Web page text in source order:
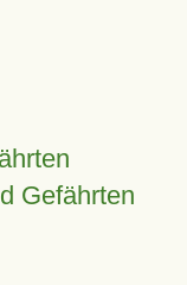
Gefährten